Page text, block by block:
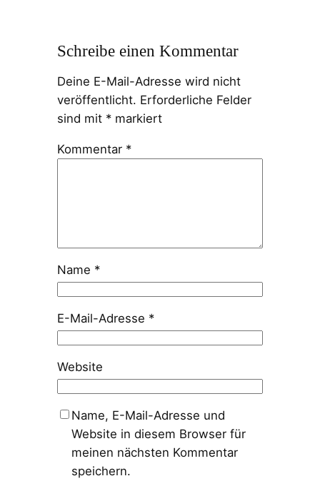
Schreibe einen Kommentar
Deine E-Mail-Adresse wird nicht
veröffentlicht. Erforderliche Felder
sind mit *markiert
Kommentar *
Name *
E-Mail-Adresse *
Website
Name, E-Mail-Adresse und
Website in diesem Browser für
meinen nächsten Kommentar
speichern.